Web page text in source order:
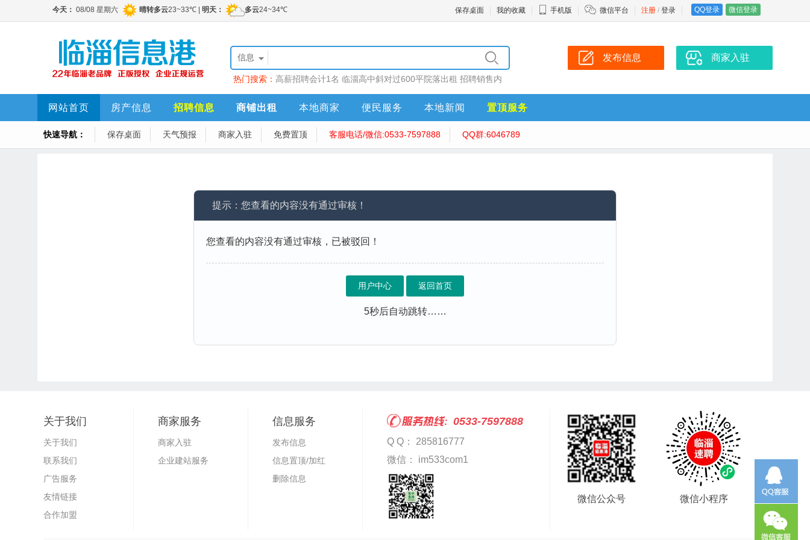
注册 / 登录 QQ登录 微信登录
保存桌面 我的收藏 手机版 微信平台
信息
热门搜索： 高薪招聘会计1名 临淄高中斜对过600平院落出租 招聘销售内
勤1名，销售员10名 招聘内勤 泽昌医药招聘
发布信息 商家入驻
网站首页 房产信息 招聘信息 商铺出租 本地商家 便民服务 本地新闻 置顶服务
快速导航： 保存桌面 天气预报 商家入驻 免费置顶 客服电话/微信:0533-7597888 QQ群:6046789
提示：您查看的内容没有通过审核！
您查看的内容没有通过审核，已被驳回！
用户中心 返回首页
4秒后自动跳转……
关于我们
关于我们
联系我们
广告服务
友情链接
合作加盟
商家服务
商家入驻
企业建站服务
信息服务
发布信息
信息置顶/加红
删除信息
0533-7597888
Q Q： 285816777
微信： im533com1
微信公众号 微信小程序